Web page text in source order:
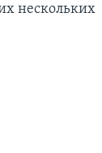
нескольких